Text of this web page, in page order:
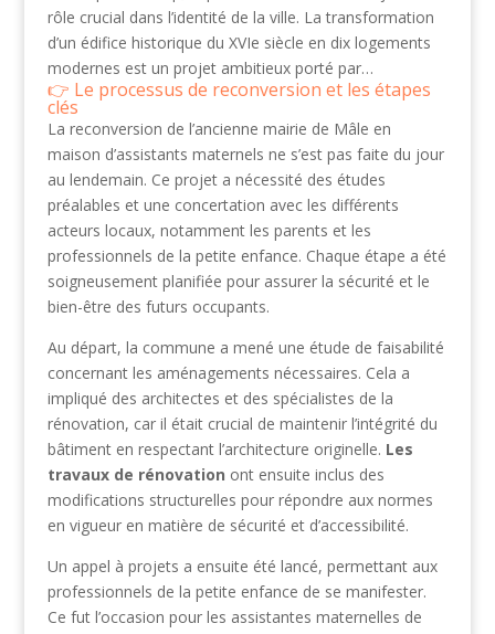
rôle crucial dans l’identité de la ville. La transformation
d’un édifice historique du XVIe siècle en dix logements
modernes est un projet ambitieux porté par…
Le processus de reconversion et les étapes
clés
La reconversion de l’ancienne mairie de Mâle en
maison d’assistants maternels ne s’est pas faite du jour
au lendemain. Ce projet a nécessité des études
préalables et une concertation avec les différents
acteurs locaux, notamment les parents et les
professionnels de la petite enfance. Chaque étape a été
soigneusement planifiée pour assurer la sécurité et le
bien-être des futurs occupants.
Au départ, la commune a mené une étude de faisabilité
concernant les aménagements nécessaires. Cela a
impliqué des architectes et des spécialistes de la
rénovation, car il était crucial de maintenir l’intégrité du
bâtiment en respectant l’architecture originelle. Les
travaux de rénovation ont ensuite inclus des
modifications structurelles pour répondre aux normes
en vigueur en matière de sécurité et d’accessibilité.
Un appel à projets a ensuite été lancé, permettant aux
professionnels de la petite enfance de se manifester.
Ce fut l’occasion pour les assistantes maternelles de